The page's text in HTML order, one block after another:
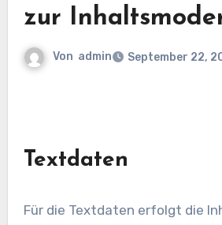
zur
Von admin September 22,
Textdaten
Für die Textdaten erfolgt die